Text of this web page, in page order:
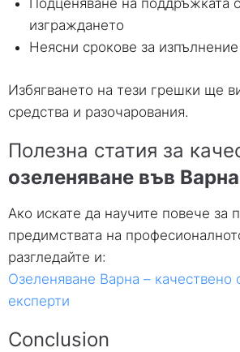
Подценяване на поддръжката
изграждането
Неясни срокове за изпълнение
Избягването на тези грешки ще
средства и разочарования.
Полезна статия за
озеленяване във Варна
Ако искате да научите повече за
предимствата на
разгледайте и:
Озеленяване Варна – качествено
експерти
Conclusion